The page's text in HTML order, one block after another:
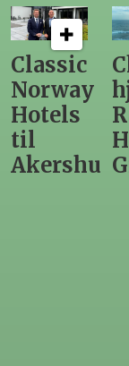
ChatGPT
hjelper
Radisson
Hotel
Group